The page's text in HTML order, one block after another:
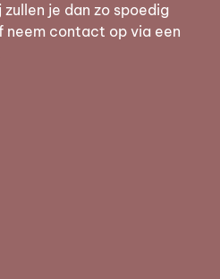
je dan zo spoedig
neem contact op via een